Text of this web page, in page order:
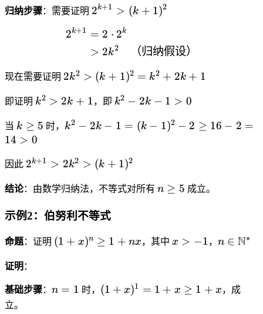
3
2
>
2
=
5
^
2
k
>
g
e
q
归纳步骤：需要证明 2
{
k
1
>
k
1
2k+1 > (k + 1)2
2k+1 = 2 ⋅ 2k
> 2k2 （归纳假设）
现在需要证明 2
^
>
+
1
)
^
2
=
+
2k2 > (k + 1)2 = k2 + 2k + 1
即证明 k
2
>
k
+
1
k2 > 2k + 1，即 k
2
k
-
1
k2 − 2k − 1 > 0
当 k
\
e
5
k ≥ 5 时， k
-
k
1
(
1
k2 − 2k − 1 = (k − 1)2 − 2 ≥ 16 − 2 =
14 > 0
因此 2
{
+
}
2
k
^
2k+1 > 2k2 > (k + 1)2
结论：由数学归纳法，不等式对所有 n
q
n ≥ 5 成立。
示例2：伯努利不等式
命题：证明 (
)
(1 + x)n ≥ 1 + nx，其中 x
x > −1， n
m
n ∈ N∗
证明 ：
基础步骤： n
n = 1 时， (
(1 + x)1 = 1 + x ≥ 1 + x，成
立。